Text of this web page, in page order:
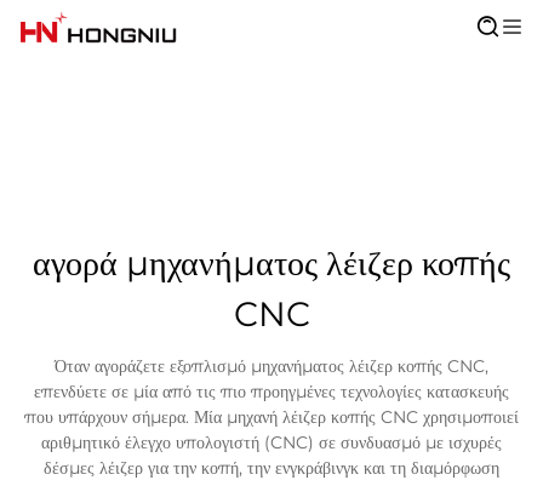
αγορά μηχανήματος λέιζερ κοπής
CNC
Όταν αγοράζετε εξοπλισμό μηχανήματος λέιζερ κοπής CNC,
επενδύετε σε μία από τις πιο προηγμένες τεχνολογίες κατασκευής
που υπάρχουν σήμερα. Μία μηχανή λέιζερ κοπής CNC χρησιμοποιεί
αριθμητικό έλεγχο υπολογιστή (CNC) σε συνδυασμό με ισχυρές
δέσμες λέιζερ για την κοπή, την ενγκράβινγκ και τη διαμόρφωση